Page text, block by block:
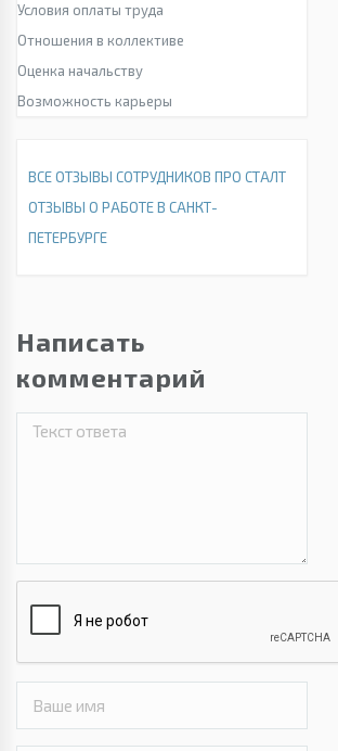
Условия оплаты труда
Отношения в коллективе
Оценка начальству
Возможность карьеры
ВСЕ ОТЗЫВЫ СОТРУДНИКОВ ПРО СТАЛТ
ОТЗЫВЫ О РАБОТЕ В САНКТ-
ПЕТЕРБУРГЕ
Написать
комментарий